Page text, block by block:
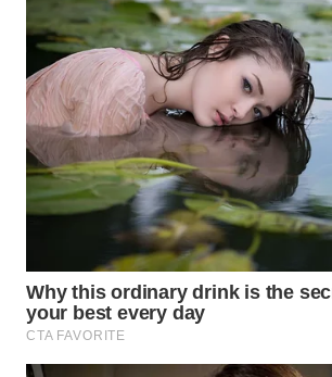
WAHANA
NEWS
WAHANA
TANI
WAHANA
WAHANA
INFRASTRUKTUR